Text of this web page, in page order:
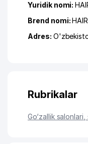
Yuridik nomi:
Brend nomi:
Adres:
Rubrikalar
Go‘zallik